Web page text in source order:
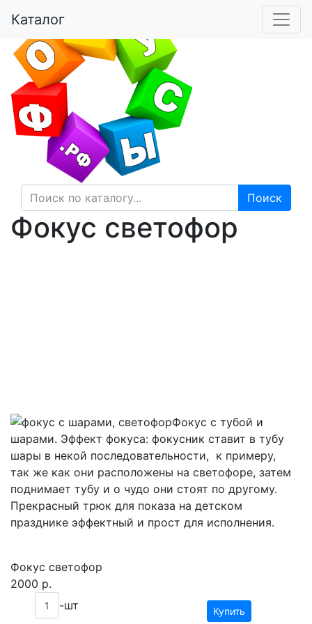
Каталог
Кнопку нажал - фокус получил!
Поиск
Фокус светофор
Фокус с тубой и
шарами. Эффект фокуса: фокусник ставит в тубу
шары в некой последовательности, к примеру,
так же как они расположены на светофоре, затем
поднимает тубу и о чудо они стоят по другому.
Прекрасный трюк для показа на детском
празднике эффектный и прост для исполнения.
Фокус светофор
2000 р.
-шт
Купить